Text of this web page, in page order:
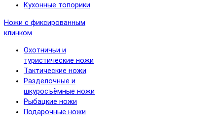
Кухонные топорики
Ножи с фиксированным
клинком
Охотничьи и
туристические ножи
Тактические ножи
Разделочные и
шкуросъёмные ножи
Рыбацкие ножи
Подарочные ножи